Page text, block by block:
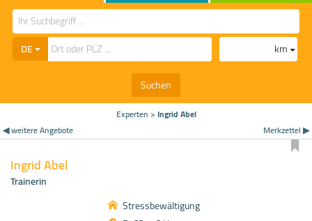
DE
km
Suchen
Experten > Ingrid Abel
◀ weitere Angebote
Merkzettel ▶
Ingrid Abel
Trainerin
Stressbewältigung